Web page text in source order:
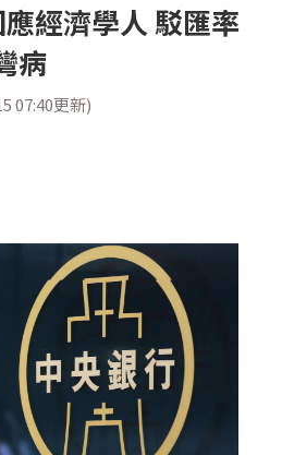
經濟學人 駁匯率
病
07:40更新)